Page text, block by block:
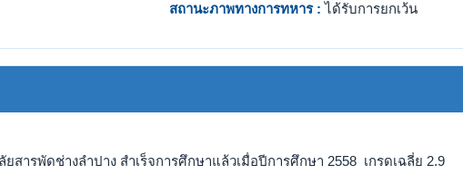
สถานะภาพทางการทหาร : ได้รับการยกเว้น
ารพัดช่างลำปาง สำเร็จการศึกษาแล้วเมื่อปีการศึกษา 2558 เกรดเฉลี่ย 2.9